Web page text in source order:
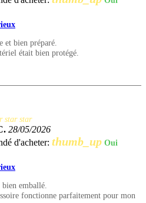
et bien préparé.
était bien protégé.
star star
28/05/2026
d'acheter: thumb_up Oui
emballé.
fonctionne parfaitement pour mon